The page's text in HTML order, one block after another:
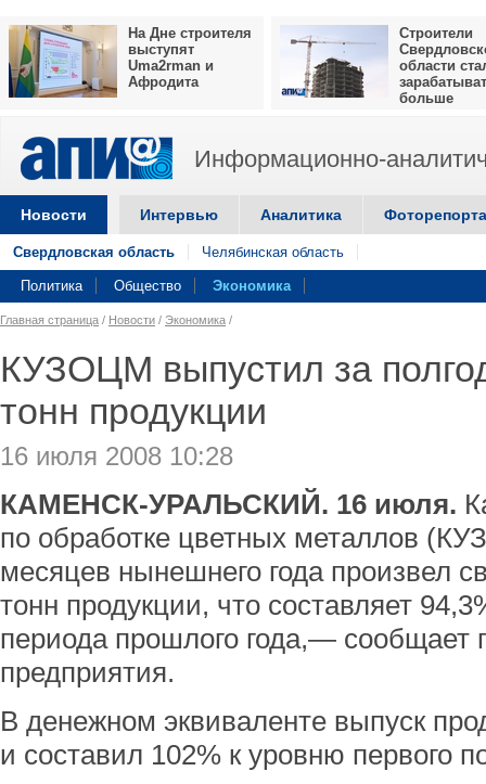
На Дне строителя
выступят
Uma2rman и
Афродита
Строители
области
больше
Информационно-
Новости Интервью Аналитика
Свердловская область Челябинская область
Политика Общество Экономика
Главная страница / Новости / Экономика /
КУЗОЦМ выпустил за
тонн продукции
16 июля 2008 10:28
КАМЕНСК-УРАЛЬСКИЙ. 16 июля.
по обработке цветных металлов
месяцев нынешнего года произвел
тонн продукции, что составляет
периода прошлого года,— сообщает
предприятия.
В денежном эквиваленте выпуск
и составил 102% к уровню первого